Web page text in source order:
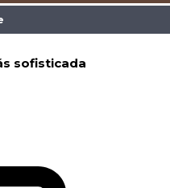
sofisticada